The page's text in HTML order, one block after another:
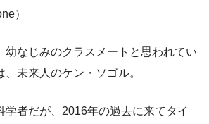
）
幼なじみのクラスメートと思われてい
未来人のケン・ソゴル。
学者だが、2016年の過去に来てタイ